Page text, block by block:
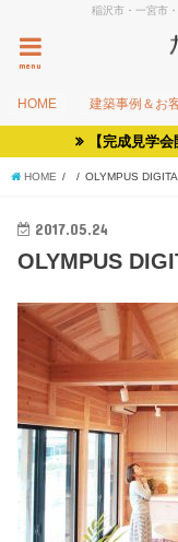
稲沢市・一宮市
menu
HOME 建築事例＆お
【完成見学
HOME OLYMPUS
2017.05.24
OLYMPUS